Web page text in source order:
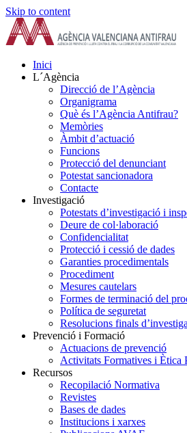
Skip to content
Inici
L´Agència
Direcció de l’Agència
Organigrama
Què és l’Agència Antifrau?
Memòries
Àmbit d’actuació
Funcions
Protecció del denunciant
Potestat sancionadora
Contacte
Investigació
Potestats d’investigació i
Deure de col·laboració
Confidencialitat
Protecció i cessió de dades
Garanties procedimentals
Procediment
Mesures cautelars
Formes de terminació del
Política de seguretat
Resolucions finals
Prevenció i Formació
Actuacions de prevenció
Activitats Formatives i Ètica
Recursos
Recopilació Normativa
Revistes
Bases de dades
Institucions i xarxes